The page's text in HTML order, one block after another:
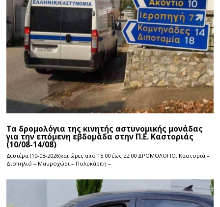
Τα δρομολόγια της κινητής αστυνομικής μονάδας
για την επόμενη εβδομάδα στην Π.Ε. Καστοριάς
(10/08-14/08)
Δευτέρα (10-08-2026)και ώρες από 15.00 έως 22.00 ΔΡΟΜΟΛΟΓΙΟ: Καστοριά –
Δισπηλιό – Μαυροχώρι – Πολυκάρπη –